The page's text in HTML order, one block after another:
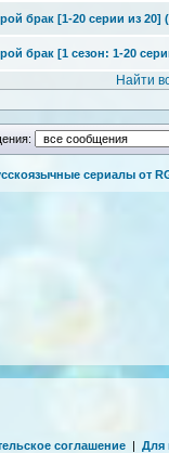
брак [1-20 серии из 20]
брак [1 сезон: 1-20
Найти
сериалы от
соглашение | Для